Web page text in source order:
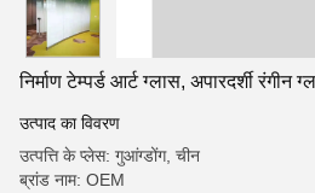
निर्माण टेम्पर्ड आर्ट ग्लास, अपारदर्शी रंगीन
उत्पाद का विवरण
उत्पत्ति के प्लेस: गुआंग्डोंग, चीन
ब्रांड नाम: OEM